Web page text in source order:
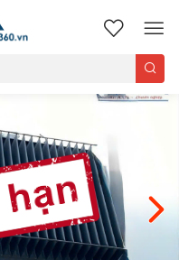
nhadatdongnai360.vn